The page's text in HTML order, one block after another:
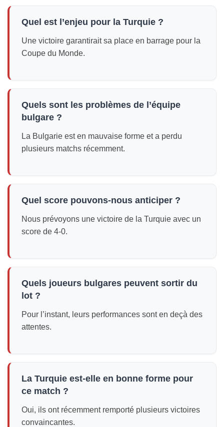
Quel est l’enjeu pour la Turquie ?
Une victoire garantirait sa place en barrage pour la
Coupe du Monde.
Quels sont les problèmes de l’équipe
bulgare ?
La Bulgarie est en mauvaise forme et a perdu
plusieurs matchs récemment.
Quel score pouvons-nous anticiper ?
Nous prévoyons une victoire de la Turquie avec un
score de 4-0.
Quels joueurs bulgares peuvent sortir du
lot ?
Pour l’instant, leurs performances sont en deçà des
attentes.
La Turquie est-elle en bonne forme pour
ce match ?
Oui, ils ont récemment remporté plusieurs victoires
convaincantes.